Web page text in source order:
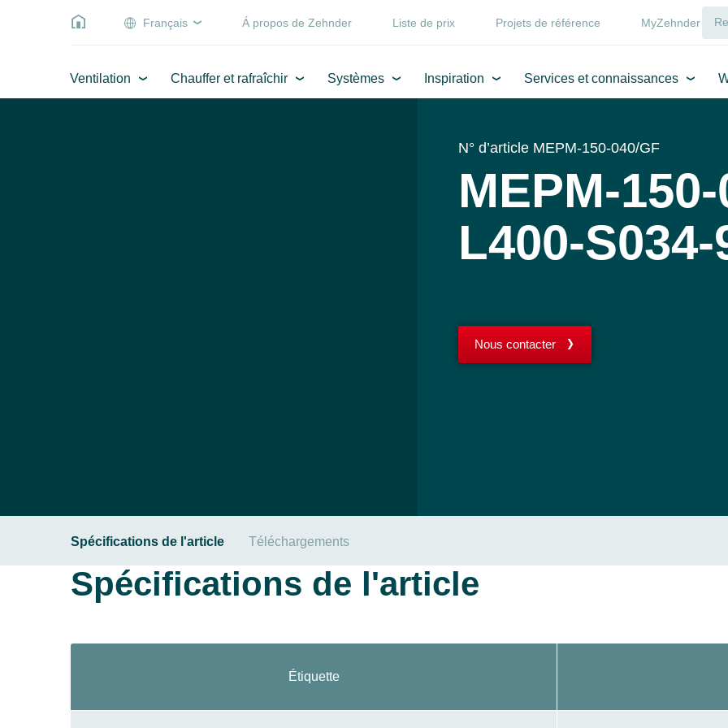
Français Á propos de Zehnder Liste de prix Projets de référence MyZehnder
Ventilation Chauffer et rafraîchir Systèmes Inspiration Services et connaissances
N° d’article MEPM-150-040/GF
MEPM-
L400-S034-
Nous contacter
Spécifications de l'article Téléchargements
Spécifications de l'article
Étiquette